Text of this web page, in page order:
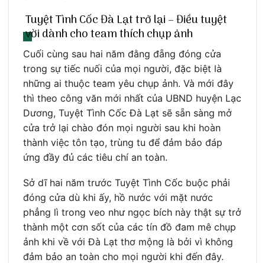
Tuyệt Tình Cốc Đà Lạt trở lại – Điều tuyệt
vời dành cho team thích chụp ảnh
Cuối cùng sau hai năm đằng đẵng đóng cửa
trong sự tiếc nuối của mọi người, đặc biệt là
những ai thuộc team yêu chụp ảnh. Và mới đây
thì theo công văn mới nhất của UBND huyện Lạc
Dương, Tuyệt Tình Cốc Đà Lạt sẽ sẵn sàng mở
cửa trở lại chào đón mọi người sau khi hoàn
thành việc tôn tạo, trùng tu để đảm bảo đáp
ứng đầy đủ các tiêu chí an toàn.
Sở dĩ hai năm trước Tuyệt Tình Cốc buộc phải
đóng cửa dù khi ấy, hồ nước với mặt nước
phẳng lì trong veo như ngọc bích này thật sự trở
thành một cơn sốt của các tín đồ đam mê chụp
ảnh khi về với Đà Lạt thơ mộng là bởi vì không
đảm bảo an toàn cho mọi người khi đến đây.